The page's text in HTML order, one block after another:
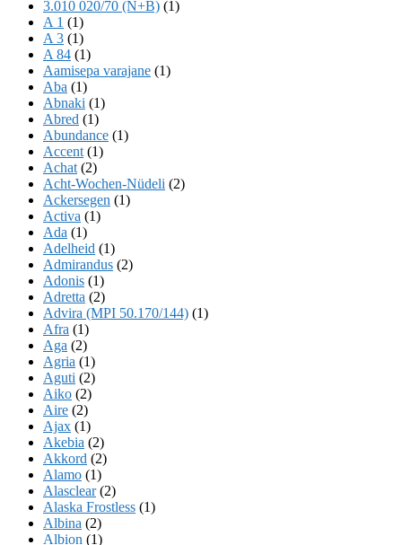
3.010 020/70 (N+B) (1)
A 1 (1)
A 3 (1)
A 84 (1)
Aamisepa varajane (1)
Aba (1)
Abnaki (1)
Abred (1)
Abundance (1)
Accent (1)
Achat (2)
Acht-Wochen-Nüdeli (2)
Ackersegen (1)
Activa (1)
Ada (1)
Adelheid (1)
Admirandus (2)
Adonis (1)
Adretta (2)
Advira (MPI 50.170/144) (1)
Afra (1)
Aga (2)
Agria (1)
Aguti (2)
Aiko (2)
Aire (2)
Ajax (1)
Akebia (2)
Akkord (2)
Alamo (1)
Alasclear(2)
Alaska Frostless (1)
Albina (2)
Albion (1)